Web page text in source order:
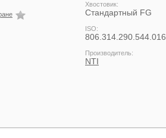
Хвостовик:
Cтандартный FG
ISO:
806.314.290.544.016
Производитель:
NTI